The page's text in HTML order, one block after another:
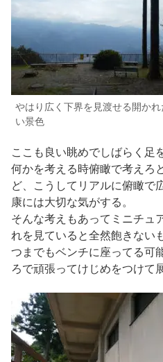
やはり広く下界を見渡せる開か
い景色
ここも良い眺めでしばらく足
何かを考える時俯瞰で考えろ
ど、こうしてリアルに俯瞰で
康には大切な気がする。
そんな考えもあってミニチュ
れを見ていると全然飽きない
つまでもベンチに座ってる可
ろで頑張ってけじめをつけて